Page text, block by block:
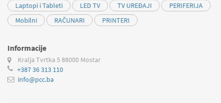
Laptopi i Tableti
LED TV TV UREĐAJI
PERIFERIJA
Mobilni
RAČUNARI PRINTERI
Informacije
Kralja Tvrtka 5 88000 Mostar
+387 36 313 110
info@pcc.ba